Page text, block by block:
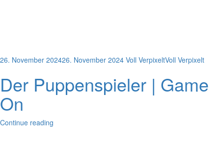
26. November 202426. November 2024 Voll VerpixeltVoll Verpixelt
Der Puppenspieler | Game
On
Continue reading